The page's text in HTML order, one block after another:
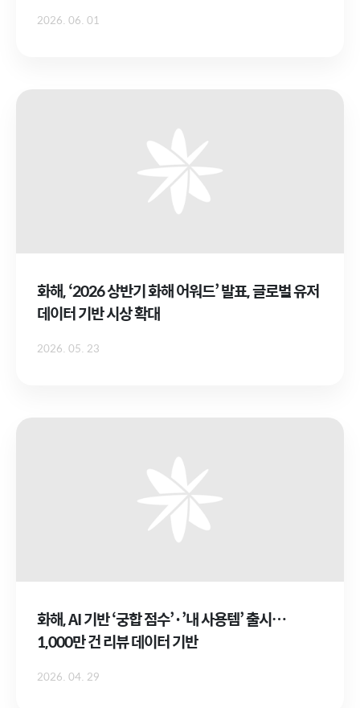
2026. 06. 01
화해, ‘2026 상반기 화해 어워드’ 발표, 글로벌 유저
데이터 기반 시상 확대
2026. 05. 23
화해, AI 기반 ‘궁합 점수’·’내 사용템’ 출시…
1,000만 건 리뷰 데이터 기반
2026. 04. 29